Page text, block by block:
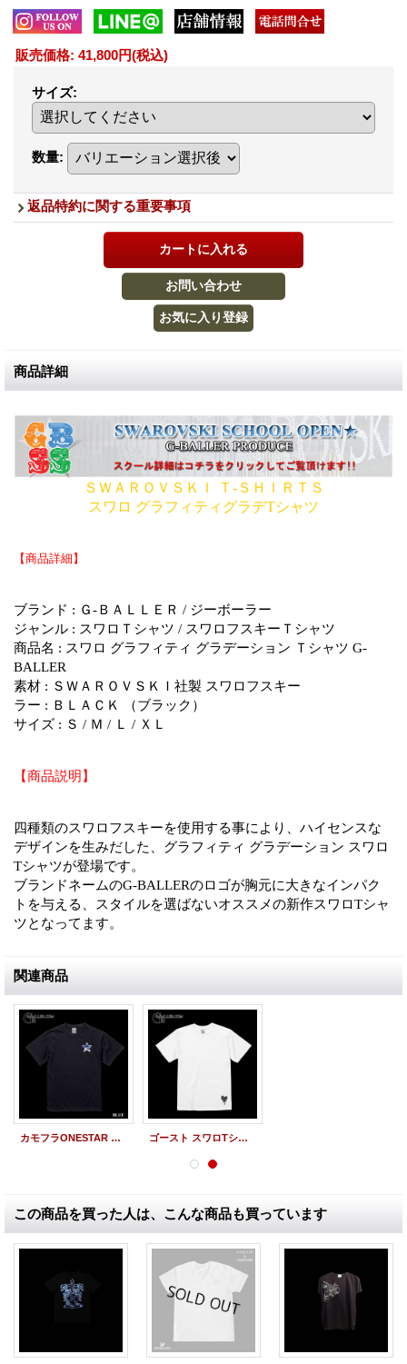
販売価格: 41,800円(税込)
サイズ:
数量:
返品特約に関する重要事項
商品詳細
ＳＷＡＲＯＶＳＫＩ Ｔ-ＳＨＩＲＴＳ
スワロ グラフィティグラデTシャツ
【商品詳細】
ブランド : Ｇ-ＢＡＬＬＥＲ / ジーボーラー
ジャンル : スワロＴシャツ / スワロフスキーＴシャツ
商品名 : スワロ グラフィティ グラデーション Ｔシャツ G-
BALLER
素材 : ＳＷＡＲＯＶＳＫＩ社製 スワロフスキー
ラー : ＢＬＡＣＫ （ブラック）
サイズ : Ｓ / Ｍ / Ｌ / ＸＬ
【商品説明】
四種類のスワロフスキーを使用する事により、ハイセンスな
デザインを生みだした、グラフィティ グラデーション スワロ
Tシャツが登場です。
ブランドネームのG-BALLERのロゴが胸元に大きなインパク
トを与える、スタイルを選ばないオススメの新作スワロTシャ
ツとなってます。
関連商品
カモフラONESTAR スワロTシャツ ゴースト スワロTシャツ
この商品を買った人は、こんな商品も買っています